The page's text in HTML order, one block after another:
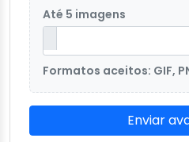
Até 5 imagens
Formatos aceitos: GIF,
Enviar